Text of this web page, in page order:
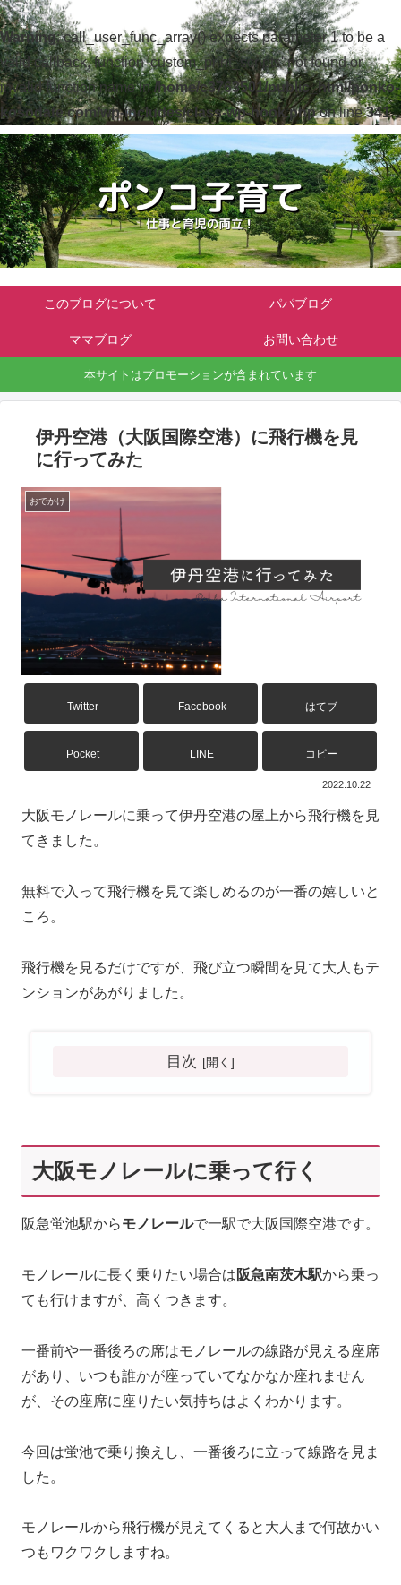
Warning: call_user_func_array() expects parameter 1 to be a
valid callback, function 'custom_print_scripts' not found or
invalid function name in/home/c3763501/public_html/ponko-
kosodate.com/wp-includes/class-wp-hook.phpon line341
このブログについて パパブログ
ママブログ お問い合わせ
本サイトはプロモーションが含まれています
伊丹空港（大阪国際空港）に飛行機を見
に行ってみた
おでかけ
Twitter Facebook はてブ
Pocket LINE コピー
2022.10.22
大阪モノレールに乗って伊丹空港の屋上から飛行機を見
てきました。
無料で入って飛行機を見て楽しめるのが一番の嬉しいと
ころ。
飛行機を見るだけですが、飛び立つ瞬間を見て大人もテ
ンションがあがりました。
目次
大阪モノレールに乗って行く
阪急蛍池駅からモノレールで一駅で大阪国際空港です。
モノレールに長く乗りたい場合は阪急南茨木駅から乗っ
ても行けますが、高くつきます。
一番前や一番後ろの席はモノレールの線路が見える座席
があり、いつも誰かが座っていてなかなか座れません
が、その座席に座りたい気持ちはよくわかります。
今回は蛍池で乗り換えし、一番後ろに立って線路を見ま
した。
モノレールから飛行機が見えてくると大人まで何故かい
つもワクワクしますね。